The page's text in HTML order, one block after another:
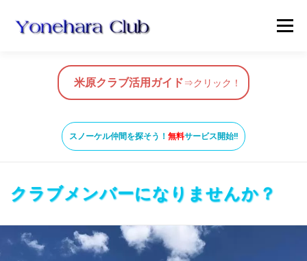
メニ
HOME 米原クラブ活用ガイド
スノーケルガイド BLOG & NEWS
米原ビーチの知っておきたいこと
米原クラブ活用ガイド⇒クリック！
スノーケル仲間を探そう！ 無料サービス開始!!
クラブメンバーになりませんか？